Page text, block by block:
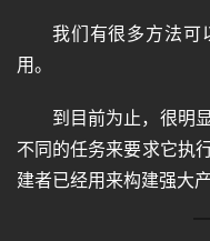
我们有很多方法可
用。
到目前为止，很明
不同的任务来要求它执
建者已经用来构建强大